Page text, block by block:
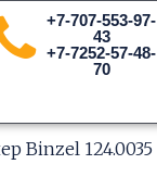
+7-707-553-97-
43
+7-7252-57-48-
70
Binzel 124.0035